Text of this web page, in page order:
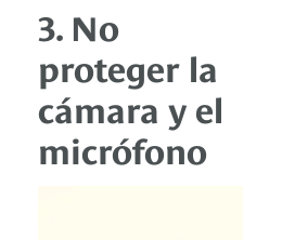
3. No
proteger la
cámara y el
micrófono